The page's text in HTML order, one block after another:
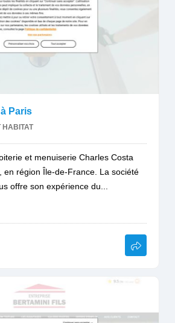
Paris
HABITAT
et menuiserie Charles Costa
en région Île-de-France. La société
offre son expérience du...